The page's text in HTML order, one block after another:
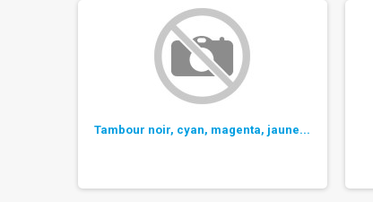
Tambour noir, cyan, magenta, jaune...